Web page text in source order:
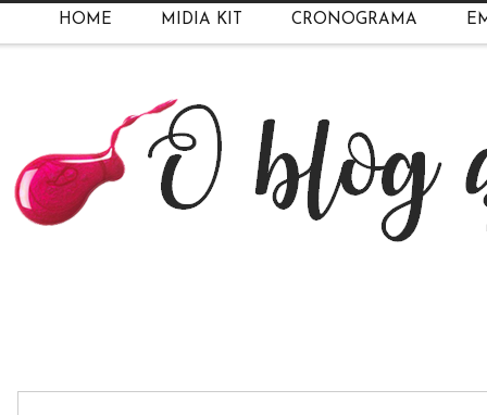
HOME MIDIA KIT CRONOGRAMA